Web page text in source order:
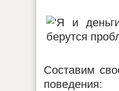
Составим
поведения: